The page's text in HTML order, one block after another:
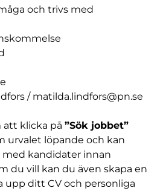
och trivs med
/ matilda.lindfors@pn.se
att klicka på ”Sök jobbet”
urvalet löpande och kan
kandidater innan
du vill kan du även skapa en
upp ditt CV och personliga